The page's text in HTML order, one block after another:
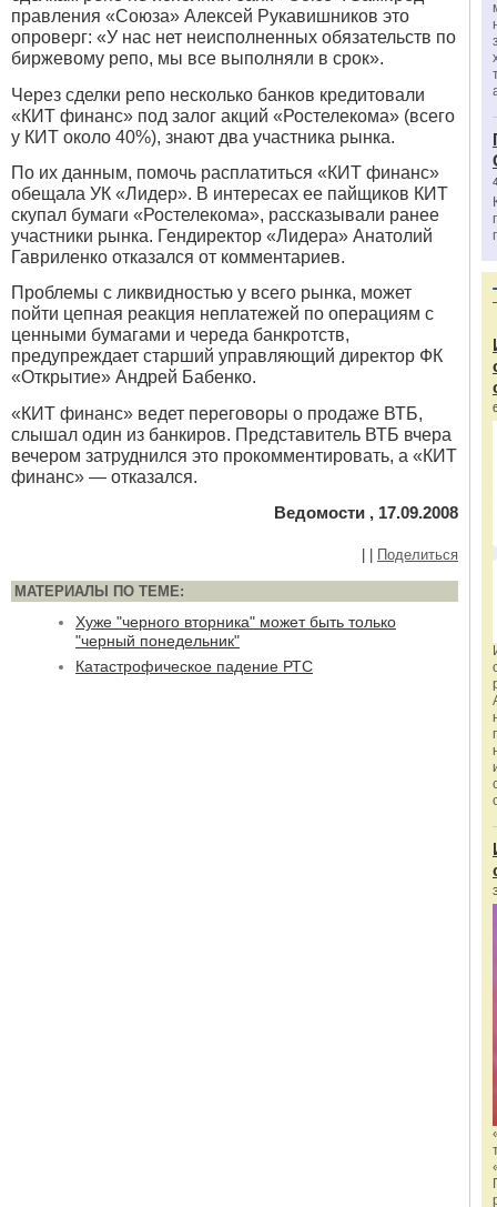
правления «Союза» Алексей Рукавишников это
опроверг: «У нас нет неисполненных обязательств по
биржевому репо, мы все выполняли в срок».
Через сделки репо несколько банков кредитовали
«КИТ финанс» под залог акций «Ростелекома» (всего
у КИТ около 40%), знают два участника рынка.
По их данным, помочь расплатиться «КИТ финанс»
обещала УК «Лидер». В интересах ее пайщиков КИТ
скупал бумаги «Ростелекома», рассказывали ранее
участники рынка. Гендиректор «Лидера» Анатолий
Гавриленко отказался от комментариев.
Проблемы с ликвидностью у всего рынка, может
пойти цепная реакция неплатежей по операциям с
ценными бумагами и череда банкротств,
предупреждает старший управляющий директор ФК
«Открытие» Андрей Бабенко.
«КИТ финанс» ведет переговоры о продаже ВТБ,
слышал один из банкиров. Представитель ВТБ вчера
вечером затруднился это прокомментировать, а «КИТ
финанс» — отказался.
Ведомости , 17.09.2008
Поделиться
МАТЕРИАЛЫ ПО ТЕМЕ:
Хуже "черного вторника" может быть только
"черный понедельник"
Катастрофическое падение РТС